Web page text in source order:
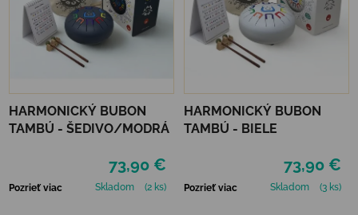
HARMONICKÝ BUBON
TAMBÚ - ŠEDIVO/MODRÁ
73,90 €
Pozrieť viac Skladom (2 ks)
HARMONICKÝ BUBON
TAMBÚ - BIELE
73,90 €
Pozrieť viac Skladom (3 ks)